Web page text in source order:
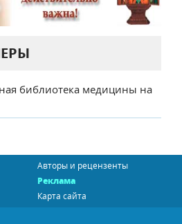
библиотека медицины на
Авторы и рецензенты
Реклама
Карта сайта